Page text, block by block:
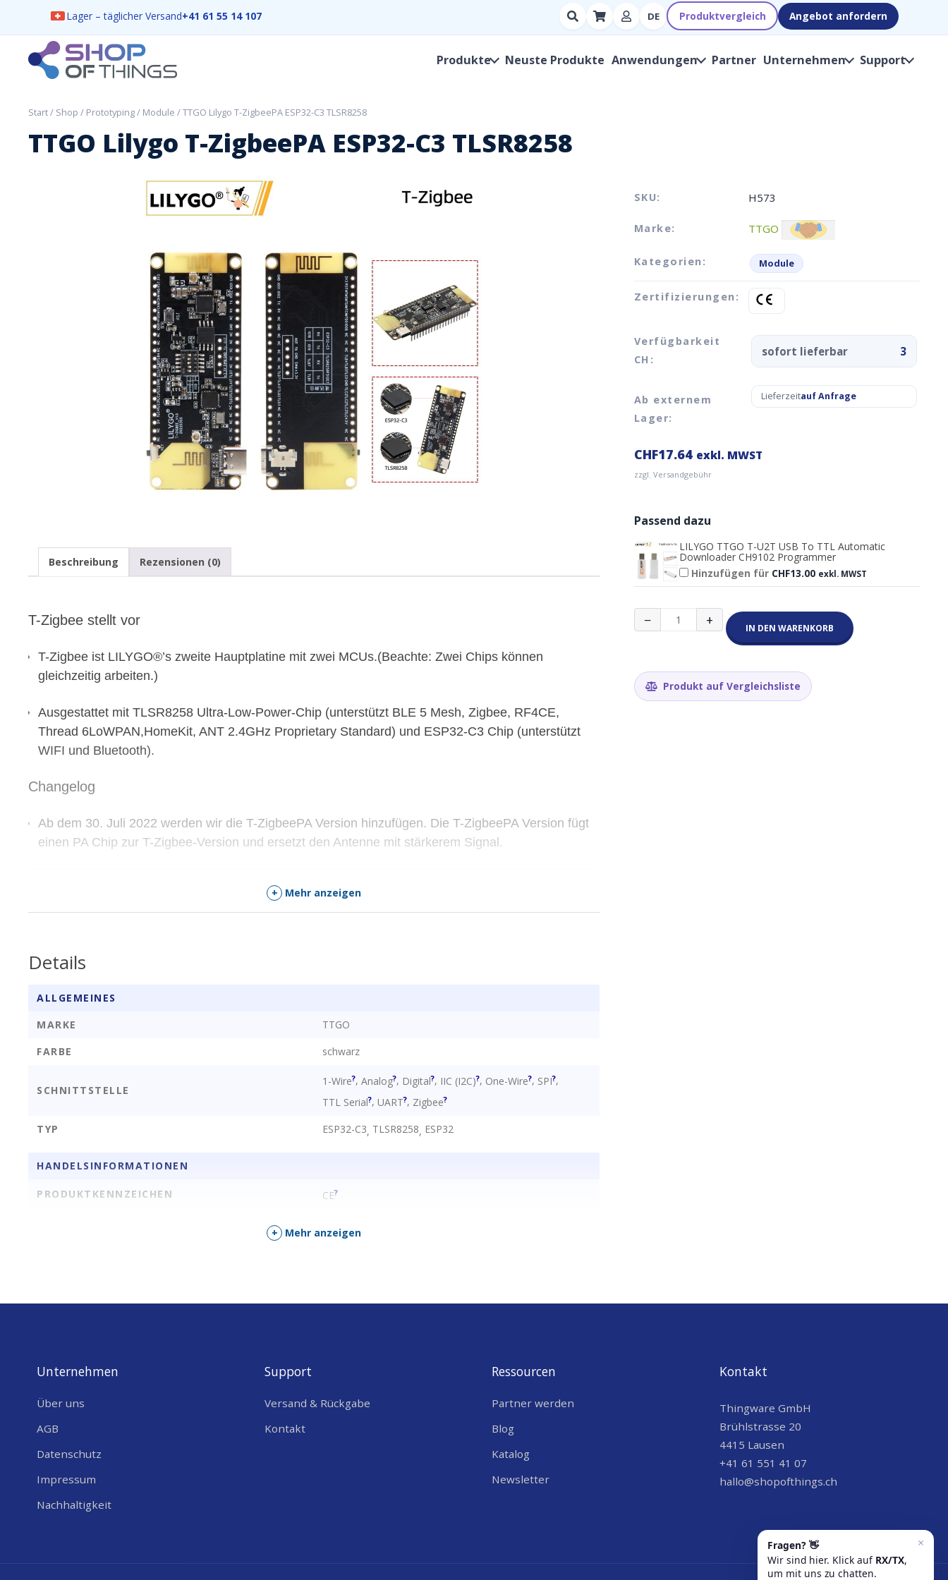
Lager – täglicher Versand+41 61 55 14 107
Suchen
nach
Hersteller,
DE Produktvergleich Angebot anfordern
ShopOfThings
Produkte Neuste Produkte Anwendungen Partner Unternehmen Support
Start/ Shop / Prototyping/ Module / TTGO Lilygo T-ZigbeePA ESP32-C3 TLSR8258
TTGO Lilygo T-ZigbeePA ESP32-C3 TLSR8258
SKU: H573
Marke: TTGO
Kategorien: Module
Zertifizierungen:
Verfügbarkeit
CH:
sofort lieferbar 3
Ab externem
Lager:
Lieferzeitauf Anfrage
CHF17.64 exkl. MWST
zzgl. Versandgebühr
Passend dazu
LILYGO TTGO T-U2T USB To TTL Automatic
Downloader CH9102 Programmer
Hinzufügen für CHF13.00 exkl. MWST
−
TTGO
Lilygo
C3
TLSR8258
+ IN DEN WARENKORB
Produkt auf Vergleichsliste
Beschreibung Rezensionen (0)
T-Zigbee stellt vor
T-Zigbee ist LILYGO®’s zweite Hauptplatine mit zwei MCUs.(Beachte: Zwei Chips können
gleichzeitig arbeiten.)
Ausgestattet mit TLSR8258 Ultra-Low-Power-Chip (unterstützt BLE 5 Mesh, Zigbee, RF4CE,
Thread 6LoWPAN,HomeKit, ANT 2.4GHz Proprietary Standard) und ESP32-C3 Chip (unterstützt
WIFI und Bluetooth).
Changelog
Ab dem 30. Juli 2022 werden wir die T-ZigbeePA Version hinzufügen. Die T-ZigbeePA Version fügt
einen PA Chip zur T-Zigbee-Version und ersetzt den Antenne mit stärkerem Signal.
WeitereInform
+ Mehr anzeigen
Details
ALLGEMEINES
MARKE
TTGO
FARBE
schwarz
SCHNITTSTELLE
1-Wire?, Analog?, Digital?, IIC (I2C)?, One-Wire?, SPI?,
TTL Serial?, UART?, Zigbee?
TYP ESP32-C3, TLSR8258, ESP32
HANDELSINFORMATIONEN
PRODUKTKENNZEICHEN CE?
+ Mehr anzeigen
Unternehmen
Über uns
AGB
Datenschutz
Impressum
Nachhaltigkeit
Support
Versand & Rückgabe
Kontakt
Ressourcen
Partner werden
Blog
Katalog
Newsletter
Kontakt
Thingware GmbH
Brühlstrasse 20
4415 Lausen
+41 61 551 41 07
hallo@shopofthings.ch